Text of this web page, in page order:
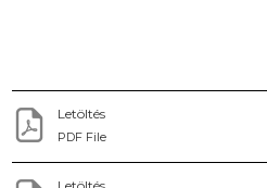
Letöltés
PDF File